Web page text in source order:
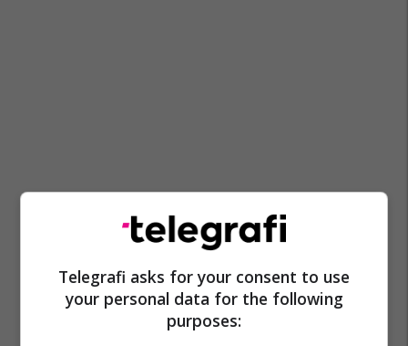
Telegrafi asks for your consent to use
your personal data for the following
purposes: